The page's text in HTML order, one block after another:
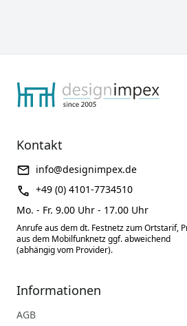
Kontakt
info@designimpex.de
+49 (0) 4101-7734510
Mo. - Fr. 9.00 Uhr - 17.00 Uhr
Anrufe aus dem dt. Festnetz zum Ortstarif,
aus dem Mobilfunknetz ggf. abweichend
(abhängig vom Provider).
Informationen
AGB